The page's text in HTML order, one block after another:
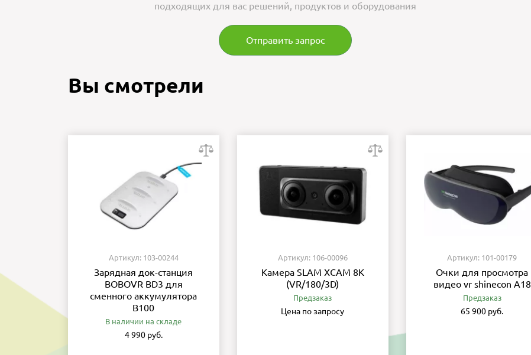
подходящих для вас решений, продуктов и оборудования
Отправить запрос
Вы смотрели
Артикул: 103-00244
Зарядная док-станция
BOBOVR BD3 для
сменного аккумулятора
B100
В наличии на складе
4 990 руб.
Артикул: 106-00096
Камера SLAM XCAM 8K
(VR/180/3D)
Предзаказ
Цена по запросу
Артикул: 101-00179
Очки для просмотра
видео vr shinecon A18
Предзаказ
65 900 руб.